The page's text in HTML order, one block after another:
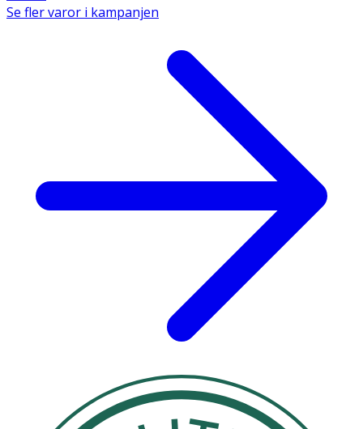
Se fler varor i kampanjen